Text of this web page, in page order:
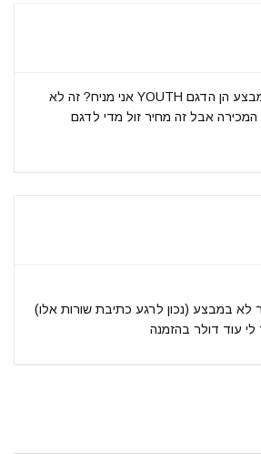
האוזניות פיסטון 3 שבמבצע הן הדגם YOUTH אני מניח? זה לא
אבל זה מחיר זול מדי לדגם
לא במבצע (נכון לרגע כתיבת שורות אלו)